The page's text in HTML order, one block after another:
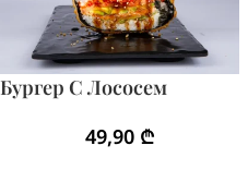
Бургер С Лососем
49,90 ₾